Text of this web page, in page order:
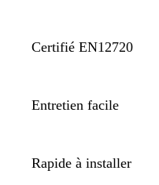
Certifié EN12720
Entretien facile
Rapide à installer